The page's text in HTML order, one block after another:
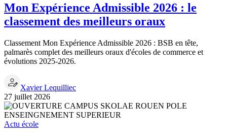
Mon Expérience Admissible 2026 : le
classement des meilleurs oraux
Classement Mon Expérience Admissible 2026 : BSB en tête,
palmarès complet des meilleurs oraux d'écoles de commerce et
évolutions 2025-2026.
Xavier Lequilliec
27 juillet 2026
Actu école